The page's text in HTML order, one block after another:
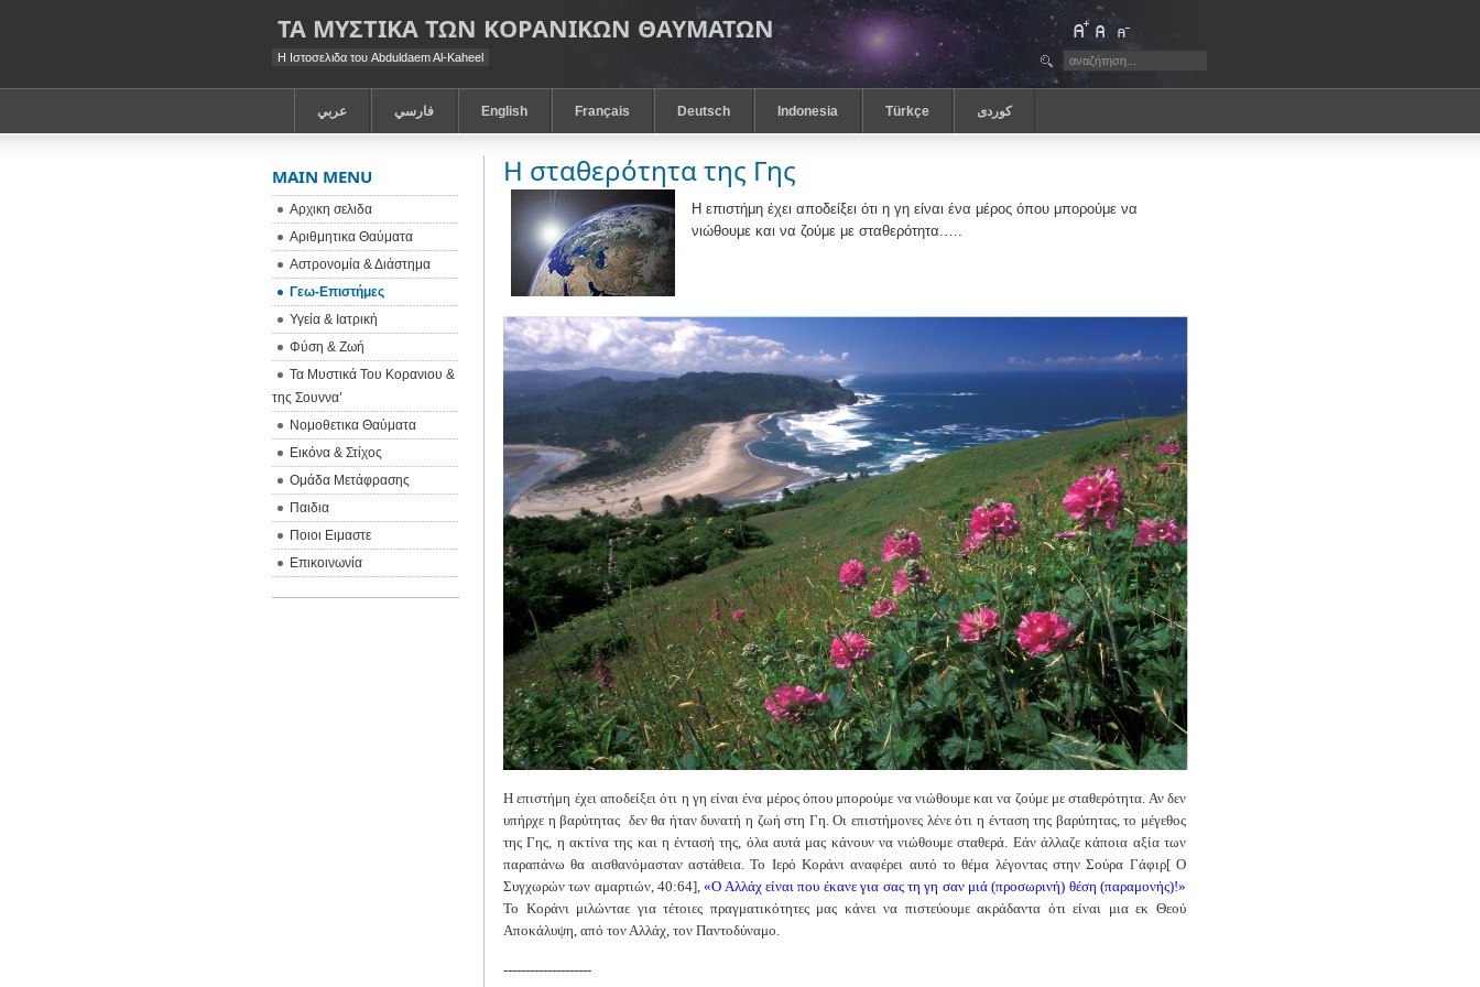
ΤΑ ΜΥΣΤΙΚΑ ΤΩΝ ΚΟΡΑΝΙΚΩΝ ΘΑΥΜΑΤΩΝ
Η Ιστοσελιδα του Abduldaem Al-Kaheel
عربي فارسي English Français Deutsch Indonesia Türkçe كوردى
Η σταθερότητα της Γης
Η επιστήμη έχει αποδείξει ότι η γη είναι ένα μέρος όπου μπορούμε να
νιώθουμε και να ζούμε με σταθερότητα.….
Η επιστήμη έχει αποδείξει ότι η γη είναι ένα μέρος όπου μπορούμε να νιώθουμε και να ζούμε με σταθερότητα. Αν δεν
υπήρχε η βαρύτητας δεν θα ήταν δυνατή η ζωή στη Γη. Οι επιστήμονες λένε ότι η ένταση της βαρύτητας, το μέγεθος
της Γης, η ακτίνα της και η έντασή της, όλα αυτά μας κάνουν να νιώθουμε σταθερά. Εάν άλλαζε κάποια αξία των
παραπάνω θα αισθανόμασταν αστάθεια. Το Ιερό Κοράνι αναφέρει αυτό το θέμα λέγοντας στην Σούρα Γάφιρ[ Ο
Συγχωρών των αμαρτιών, 40:64],«Ο Αλλάχ είναι που έκανε για σας τη γη σαν μιά (προσωρινή) θέση (παραμονής)!»
Το Κοράνι μιλώνταε για τέτοιες πραγματικότητες μας κάνει να πιστεύουμε ακράδαντα ότι είναι μια εκ Θεού
Αποκάλυψη, από τον Αλλάχ, τον Παντοδύναμο.
--------------------
MAIN MENU
Αρχικη σελιδα
Αριθμητικα Θαύματα
Αστρονομία & Διάστημα
Γεω-Eπιστήμες
Υγεία & Ιατρική
Φύση & Ζωή
Τα Μυστικά Του Κορανιου &
της Σουννα’
Νομοθετικα Θαύματα
Εικόνα & Στίχος
Ομάδα Μετάφρασης
Παιδια
Ποιοι Ειμαστε
Επικοινωνία